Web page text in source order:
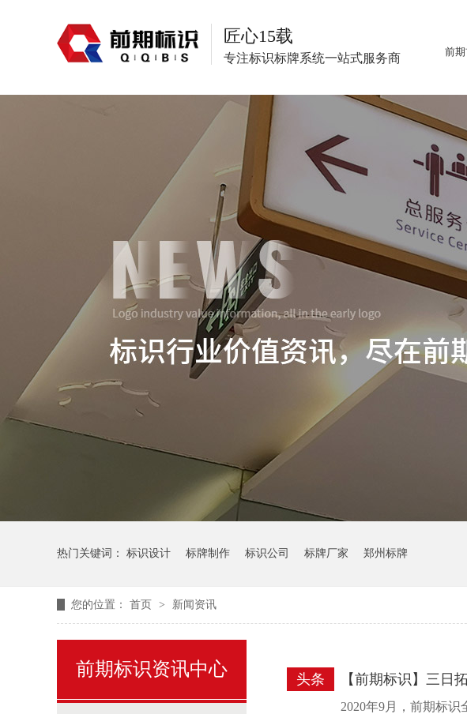
匠心15载
专注标识标牌系统一站式服务商 前
热门关键词： 标识设计 标牌制作 标识公司 标牌厂家 郑州标牌
您的位置： 首页 > 新闻资讯
【前期标识】三日
头条
2020年9月，前期标
前期标识资讯中心